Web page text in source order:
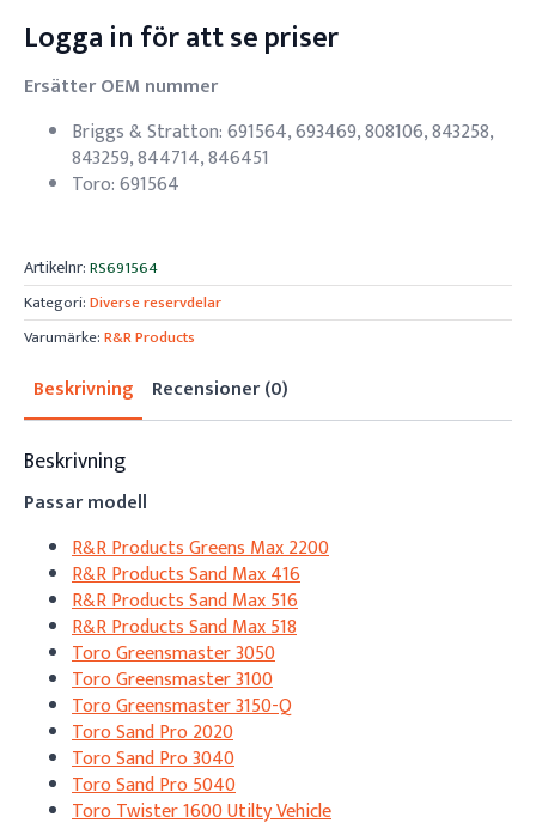
Logga in för att se priser
Ersätter OEM nummer
Briggs & Stratton: 691564, 693469, 808106, 843258,
843259, 844714, 846451
Toro: 691564
Artikelnr:RS691564
Kategori:Diverse reservdelar
Varumärke:R&R Products
Beskrivning Recensioner (0)
Beskrivning
Passar modell
R&R Products Greens Max 2200
R&R Products Sand Max 416
R&R Products Sand Max 516
R&R Products Sand Max 518
Toro Greensmaster 3050
Toro Greensmaster 3100
Toro Greensmaster 3150-Q
Toro Sand Pro 2020
Toro Sand Pro 3040
Toro Sand Pro 5040
Toro Twister 1600 Utilty Vehicle